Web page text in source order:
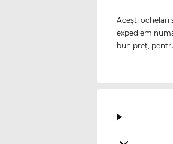
Aceşti ochelari
expediem
bun preţ,